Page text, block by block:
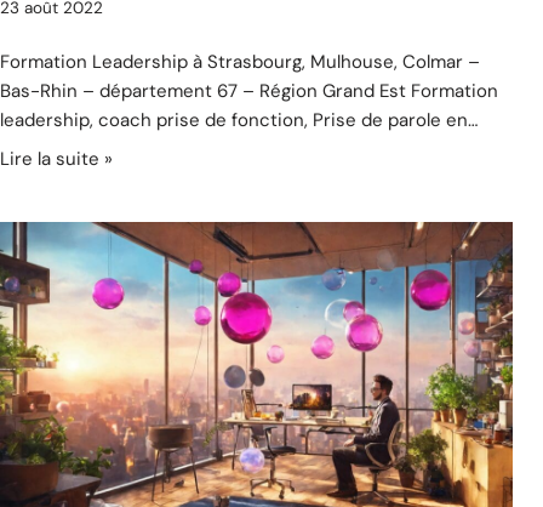
23 août 2022
Formation Leadership à Strasbourg, Mulhouse, Colmar –
Bas-Rhin – département 67 – Région Grand Est Formation
leadership, coach prise de fonction, Prise de parole en…
Lire la suite »